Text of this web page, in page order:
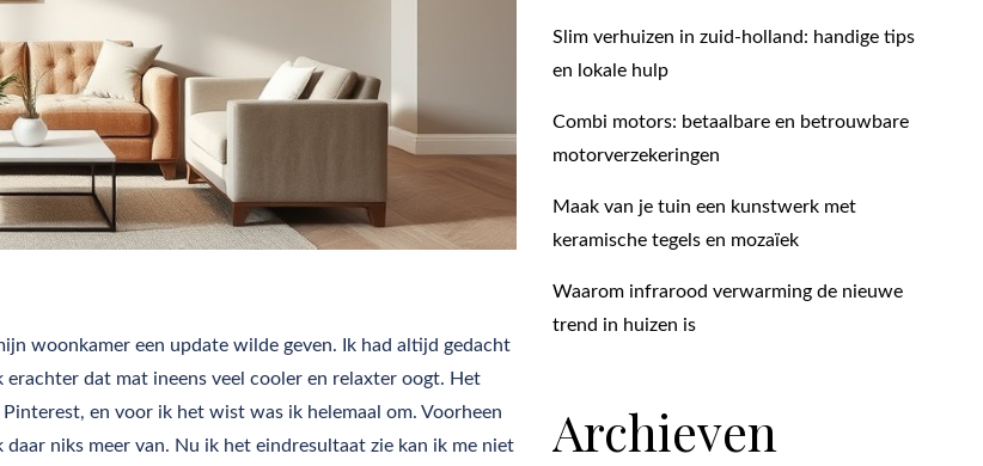
woonkamer een update wilde geven. Ik had altijd gedacht
dat mat ineens veel cooler en relaxter oogt. Het
en voor ik het wist was ik helemaal om. Voorheen
niks meer van. Nu ik het eindresultaat zie kan ik me niet
Slim verhuizen in zuid-holland: handige tips
en lokale hulp
Combi motors: betaalbare en betrouwbare
motorverzekeringen
Maak van je tuin een kunstwerk met
keramische tegels en mozaïek
Waarom infrarood verwarming de nieuwe
trend in huizen is
Archieven